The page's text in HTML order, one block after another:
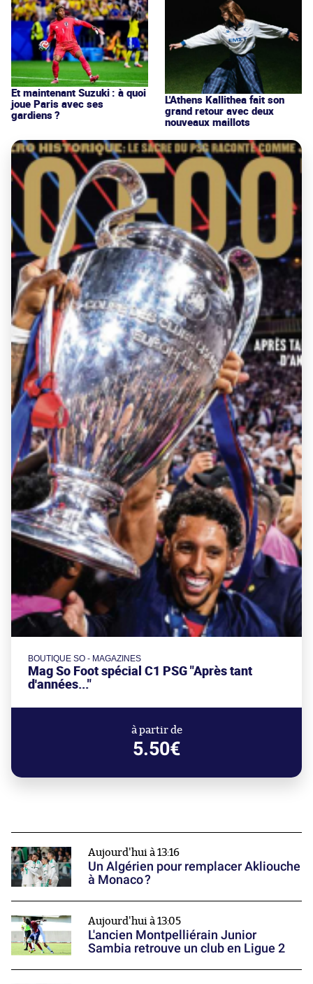
Et maintenant Suzuki : à quoi
joue Paris avec ses
gardiens ?
L'Athens Kallithea fait son
grand retour avec deux
nouveaux maillots
BOUTIQUE SO - MAGAZINES
Mag So Foot spécial C1 PSG "Après tant
d'années..."
à partir de
5.50€
Aujourd'hui à 13:16
Un Algérien pour remplacer Akliouche
à Monaco ?
Aujourd'hui à 13:05
L'ancien Montpelliérain Junior
Sambia retrouve un club en Ligue 2